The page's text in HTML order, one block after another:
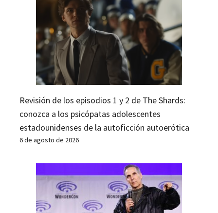
Revisión de los episodios 1 y 2 de The Shards:
conozca a los psicópatas adolescentes
estadounidenses de la autoficción autoerótica
6 de agosto de 2026